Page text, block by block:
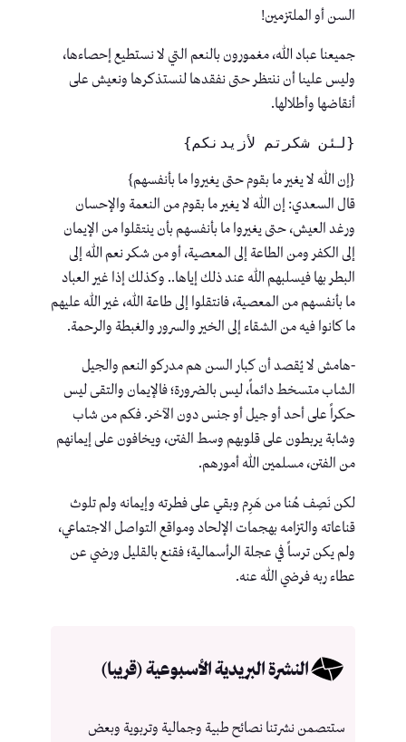
السن أو الملتزمين!
جميعنا عباد الله، مغمورون بالنعم التي لا نستطيع إحصاءها،
وليس علينا أن ننتظر حتى نفقدها لنستذكرها ونعيش على
أنقاضها وأطلالها.
{لئن شكرتم لأزيدنكم}
{إن الله لا يغير ما بقوم حتى يغيروا ما بأنفسهم}
قال السعدي: إن الله لا يغير ما بقوم من النعمة والإحسان
ورغد العيش، حتى يغيروا ما بأنفسهم بأن ينتقلوا من الإيمان
إلى الكفر ومن الطاعة إلى المعصية، أو من شكر نعم الله إلى
البطر بها فيسلبهم الله عند ذلك إياها.. وكذلك إذا غير العباد
ما بأنفسهم من المعصية، فانتقلوا إلى طاعة الله، غير الله عليهم
ما كانوا فيه من الشقاء إلى الخير والسرور والغبطة والرحمة.
-هامش لا يُقصد أن كبار السن هم مدركو النعم والجيل
الشاب متسخط دائماً، ليس بالضرورة؛ فالإيمان والتقى ليس
حكراً على أحد أو جيل أو جنس دون الآخر. فكم من شاب
وشابة يربطون على قلوبهم وسط الفتن، ويخافون على إيمانهم
من الفتن، مسلمين الله أمورهم.
لكن نَصِف هُنا من هَرِم وبقي على فطرته وإيمانه ولم تلوث
قناعاته والتزامه بهجمات الإلحاد ومواقع التواصل الاجتماعي،
ولم يكن ترساً في عجلة الرأسمالية؛ فقنع بالقليل ورضي عن
عطاء ربه فرضي الله عنه.
النشرة البريدية الأسبوعية (قريبا)
ستتصمن نشرتنا نصائح طبية وجمالية وتربوية وبعض